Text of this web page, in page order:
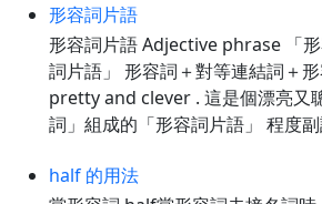
形容詞片語
形容詞片語 Adjective phrase 「
詞片語」 形容詞＋對等連結詞＋
pretty and clever . 這是個漂亮又
詞」組成的「形容詞片語」 程度
half 的用法